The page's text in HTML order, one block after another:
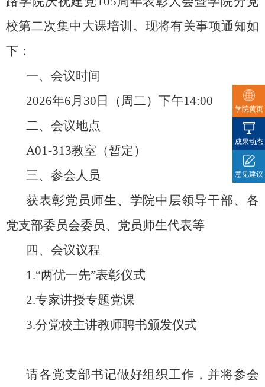
校第二次集中大课培训。现将有关事项通知如
下：
一、会议时间
2026年6月 30 日（周二）下午14:00
二、会议地点
A01-313教室（暂定）
三、参会人员
获表彰党员师生、学院中层领导干部、各
党支部委员会委员、党员师生代表等
四、会议议程
1.“两优一先”表彰仪式
2.专家讲授专题党课
3.分党校主讲教师聘书颁发仪式
请各党支部书记做好组织工作，并将参会
学院黄页
成果动态
意见建议